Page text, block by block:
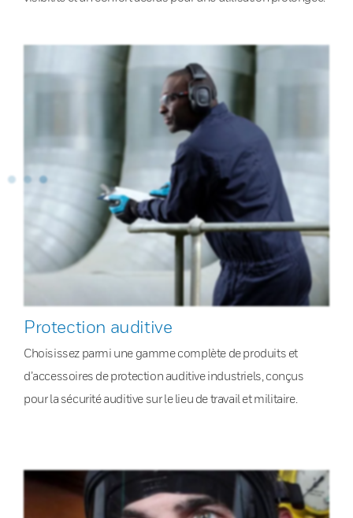
Protection auditive
Choisissez parmi une gamme complète de produits et
d’accessoires de protection auditive industriels, conçus
pour la sécurité auditive sur le lieu de travail et militaire.